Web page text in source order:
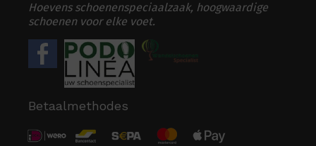
Hoevens schoenenspeciaalzaak, hoogwaardige
schoenen voor elke voet.
Betaalmethodes